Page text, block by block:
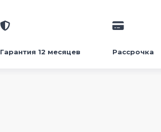
Гарантия 12 месяцев Рассрочка